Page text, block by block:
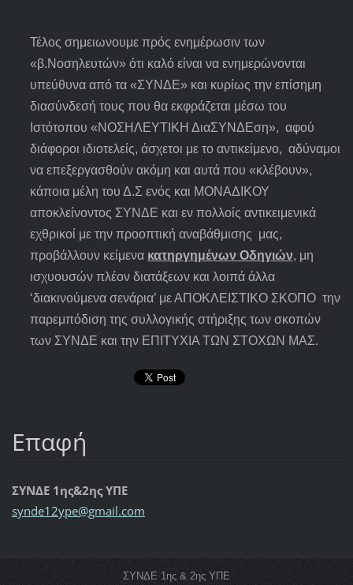
Τέλος σημειωνουμε πρός ενημέρωσιν των
«β.Νοσηλευτών» ότι καλό είναι να ενημερώνονται
υπεύθυνα από τα «ΣΥΝΔΕ» και κυρίως την επίσημη
διασύνδεσή τους που θα εκφράζεται μέσω του
Ιστότοπου «ΝΟΣΗΛΕΥΤΙΚΗ ΔιαΣΥΝΔΕση», αφού
διάφοροι ιδιοτελείς, άσχετοι με το αντικείμενο, αδύναμοι
να επεξεργασθούν ακόμη και αυτά που «κλέβουν»,
κάποια μέλη του Δ.Σ ενός και ΜΟΝΑΔΙΚΟΥ
αποκλείνοντος ΣΥΝΔΕ και εν πολλοίς αντικειμενικά
εχθρικοί με την προοπτική αναβάθμισης μας,
προβάλλουν κείμενα κατηργημένων Οδηγιών, μη
ισχυουσών πλέον διατάξεων και λοιπά άλλα
‘διακινούμενα σενάρια’ με ΑΠΟΚΛΕΙΣΤΙΚΟ ΣΚΟΠΟ την
παρεμπόδιση της συλλογικής στήριξης των σκοπών
των ΣΥΝΔΕ και την ΕΠΙΤΥΧΙΑ ΤΩΝ ΣΤΟΧΩΝ ΜΑΣ.
Επαφή
ΣΥΝΔΕ 1ης&2ης ΥΠΕ
synde12ype@gmail.com
ΣΥΝΔΕ 1ης & 2ης ΥΠΕ